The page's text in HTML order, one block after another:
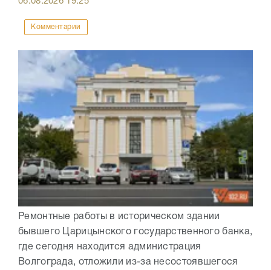
Комментарии
Ремонтные работы в историческом здании
бывшего Царицынского государственного банка,
где сегодня находится администрация
Волгограда, отложили из-за несостоявшегося